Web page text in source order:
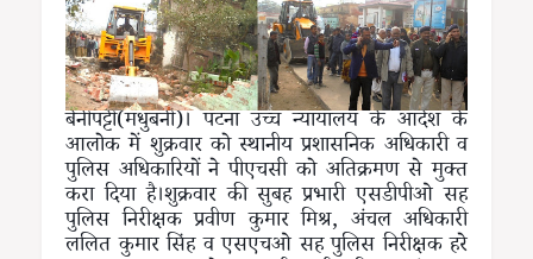
बेनीपट्टी(मधुबनी)। पटना उच्च न्यायालय के आदेश के
आलोक में शुक्रवार को स्थानीय प्रशासनिक अधिकारी व
पुलिस अधिकारियों ने पीएचसी को अतिक्रमण से मुक्त
करा दिया है।शुक्रवार की सुबह प्रभारी एसडीपीओ सह
पुलिस निरीक्षक प्रवीण कुमार मिश्र, अंचल अधिकारी
ललित कुमार सिंह व एसएचओ सह पुलिस निरीक्षक हरे